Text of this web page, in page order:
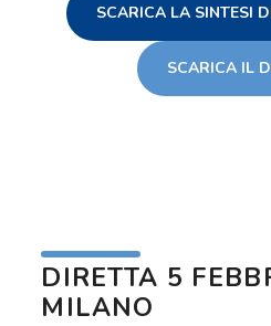
SCARICA LA SINTESI
SCARICA IL
DIRETTA 5
MILANO